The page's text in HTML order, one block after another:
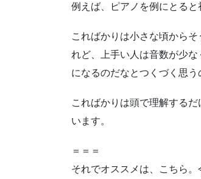
例えば、ピアノを例にとる
こればかりは小さな頃から
れど、上手い人は音数が少
になるのだなとつくづく思う
こればかりは頭で理解する
います。
＝＝＝
それでオススメは、こちら。